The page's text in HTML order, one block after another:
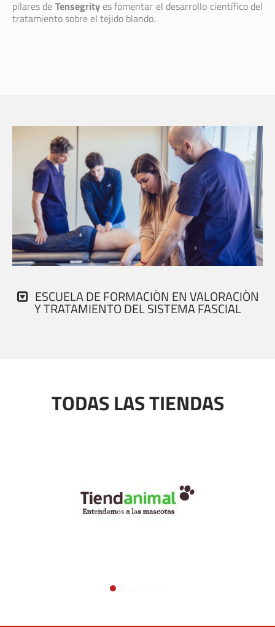
pilares de Tensegrityes fomentar el desarrollo científico del
tratamiento sobre el tejido blando.
ESCUELA DE FORMACIÓN EN VALORACIÓN
Y TRATAMIENTO DEL SISTEMA FASCIAL
TODAS LAS TIENDAS